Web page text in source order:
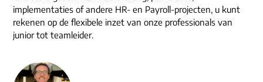
implementaties of andere HR- en Payroll-projecten, u kunt
rekenen op de flexibele inzet van onze professionals van
junior tot teamleider.